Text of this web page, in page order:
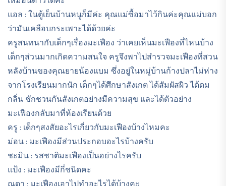
แอล : ในตู้เย็นบ้านหนูก็มีค่ะ คุณแม่ซื้อมาไว้กินค่ะคุณแม่บอก
ว่ามันเคลือบกระเพาะได้ด้วยค่ะ
ครูสนทนากับเด็กๆเรื่องมะเฟือง ว่าเคยเห็นมะเฟืองที่ไหนบ้าง
เด็กๆส่วนมากเกิดความสนใจ ครูจึงพาไปสำรวจมะเฟืองที่สวน
หลังบ้านของคุณยายน้องแบม ซึ่งอยู่ในหมู่บ้านก้างปลาไม่ห่าง
จากโรงเรียนมากนัก เด็กๆได้ศึกษาสังเกต ได้สัมผัสผิว ได้ดม
กลิ่น ชักชวนกันสังเกตอย่างมีความสุข และได้ตัวอย่าง
มะเฟืองกลับมาที่ห้องเรียนด้วย
ครู : เด็กๆสงสัยอะไรเกี่ยวกับมะเฟืองบ้างไหมคะ
ม่อน : มะเฟืองมีส่วนประกอบอะไรบ้างครับ
ชะมิน : รสชาติมะเฟืองเป็นอย่างไรครับ
แป้ง : มะเฟืองมีกี่ชนิดคะ